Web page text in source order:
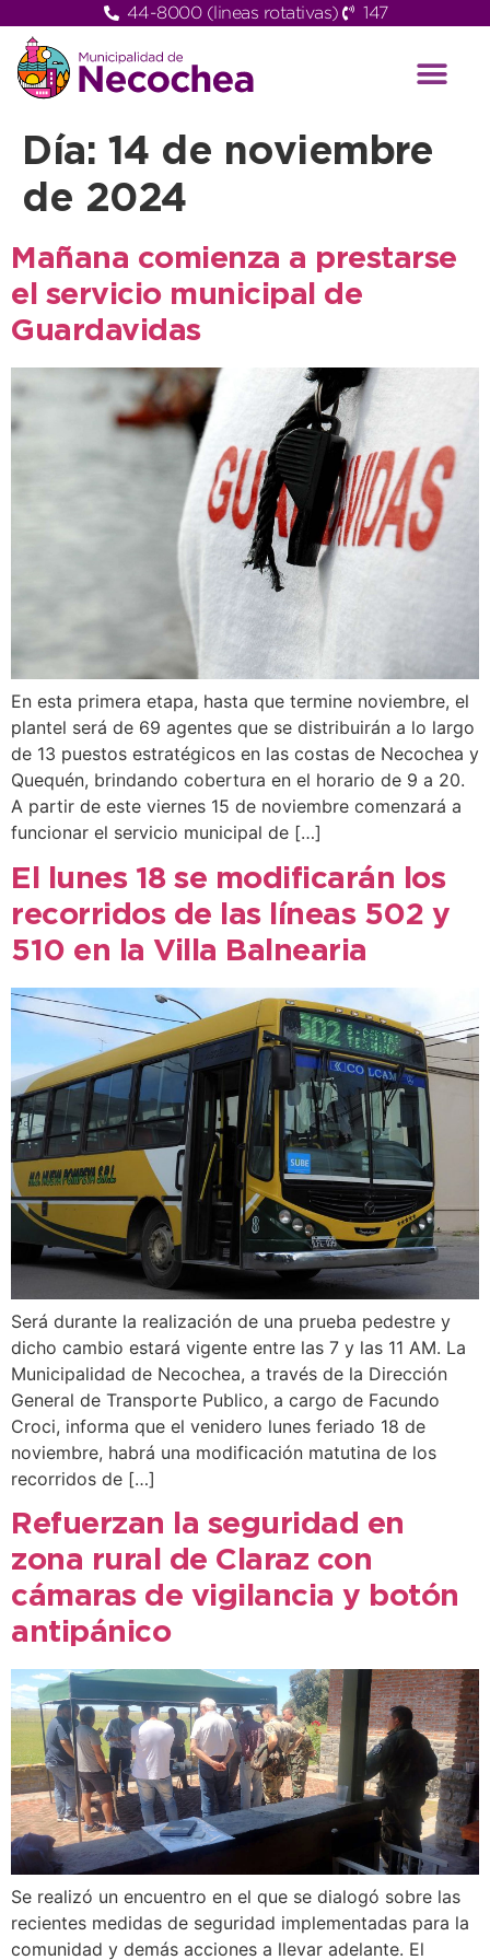
44-8000 (lineas rotativas) 147
Día: 14 de noviembre
de 2024
Mañana comienza a prestarse
el servicio municipal de
Guardavidas
En esta primera etapa, hasta que termine noviembre, el
plantel será de 69 agentes que se distribuirán a lo largo
de 13 puestos estratégicos en las costas de Necochea y
Quequén, brindando cobertura en el horario de 9 a 20.
A partir de este viernes 15 de noviembre comenzará a
funcionar el servicio municipal de […]
El lunes 18 se modificarán los
recorridos de las líneas 502 y
510 en la Villa Balnearia
Será durante la realización de una prueba pedestre y
dicho cambio estará vigente entre las 7 y las 11 AM. La
Municipalidad de Necochea, a través de la Dirección
General de Transporte Publico, a cargo de Facundo
Croci, informa que el venidero lunes feriado 18 de
noviembre, habrá una modificación matutina de los
recorridos de […]
Refuerzan la seguridad en
zona rural de Claraz con
cámaras de vigilancia y botón
antipánico
Se realizó un encuentro en el que se dialogó sobre las
recientes medidas de seguridad implementadas para la
comunidad y demás acciones a llevar adelante. El